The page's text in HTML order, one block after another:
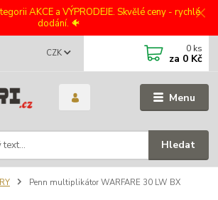
AKCE a VÝPRODEJE. Skvělé ceny - rychlé
dodání. 🐠
Menu
CZK
Hledat
0 ks
za 0 Kč
Penn multiplikátor WARFARE 30 LW BX